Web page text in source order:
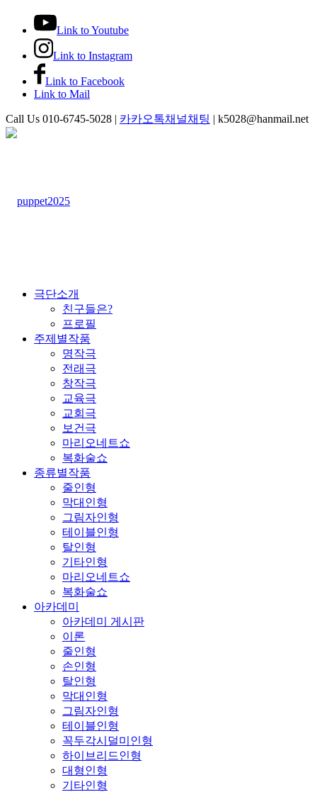
Link to Youtube
Link to Instagram
Link to Facebook
Link to Mail
Call Us 010-6745-5028 | 카카오톡채널채팅 | k5028@hanmail.net
극단소개
친구들은?
프로필
주제별작품
명작극
전래극
창작극
교육극
교회극
보건극
마리오네트쇼
복화술쇼
종류별작품
줄인형
막대인형
그림자인형
테이블인형
탈인형
기타인형
마리오네트쇼
복화술쇼
아카데미
아카데미 게시판
이론
줄인형
손인형
탈인형
막대인형
그림자인형
테이블인형
꼭두각시덜미인형
하이브리드인형
대형인형
기타인형